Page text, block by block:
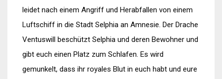
leidet nach einem Angriff und Herabfallen von einem
Luftschiff in die Stadt Selphia an Amnesie. Der Drache
Ventuswill beschützt Selphia und deren Bewohner und
gibt euch einen Platz zum Schlafen. Es wird
gemunkelt, dass ihr royales Blut in euch habt und eure